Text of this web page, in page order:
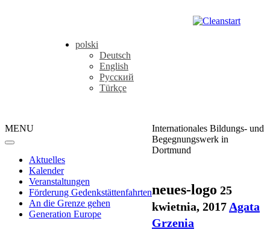
polski
Deutsch
English
Русский
Türkçe
MENU
Aktuelles
Kalender
Veranstaltungen
Förderung Gedenkstättenfahrten
An die Grenze gehen
Generation Europe
Internationales Bildungs- und
Begegnungswerk in
Dortmund
neues-logo 25
kwietnia, 2017 Agata
Grzenia